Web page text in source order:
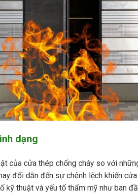
dạng
của cửa thép chống cháy so với
đổi dẫn đến sự chênh lệch khiến
kỹ thuật và yếu tố thẩm mỹ như ban